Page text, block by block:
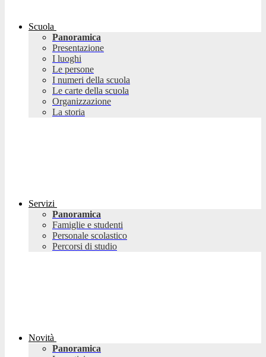
Scuola
Panoramica
Presentazione
I luoghi
Le persone
I numeri della scuola
Le carte della scuola
Organizzazione
La storia
Servizi
Panoramica
Famiglie e studenti
Personale scolastico
Percorsi di studio
Novità
Panoramica